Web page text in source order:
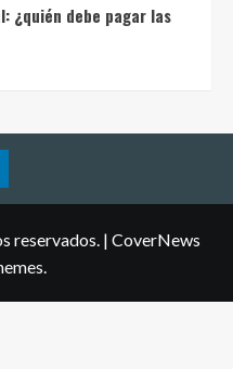
¿quién debe pagar las
reservados. | CoverNews